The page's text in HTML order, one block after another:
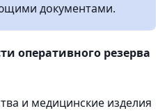
документами.
оперативного резерва
и медицинские изделия